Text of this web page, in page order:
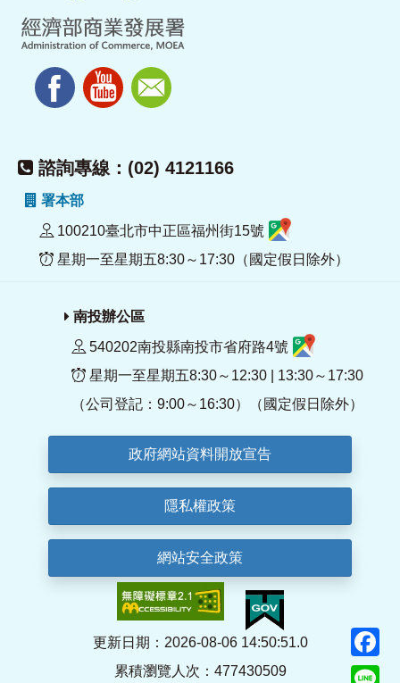
諮詢專線：(02) 4121166
署本部
100210臺北市中正區福州街15號
星期一至星期五8:30～17:30（國定假日除外）
南投辦公區
540202南投縣南投市省府路4號
星期一至星期五8:30～12:30 | 13:30～17:30
（公司登記：9:00～16:30）（國定假日除外）
政府網站資料開放宣告
隱私權政策
網站安全政策
更新日期：2026-08-06 14:50:51.0
累積瀏覽人次：477430509